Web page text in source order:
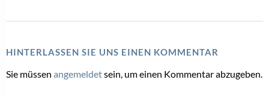
HINTERLASSEN SIE UNS EINEN KOMMENTAR
Sie müssen angemeldetsein, um einen Kommentar abzugeben.